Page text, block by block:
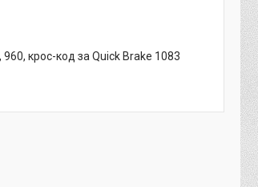
крос-код за Quick Brake 1083